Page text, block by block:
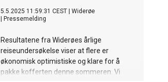
5.5.2025 11:59:31 CEST
Widerøe
Pressemelding
Resultatene fra Widerøes årlige
reiseundersøkelse viser at flere er
økonomisk optimistiske og klare for å
pakke kofferten denne sommeren. Vi